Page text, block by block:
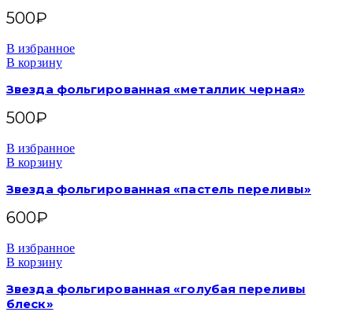
500₽
В избранное
В корзину
Звезда фольгированная «металлик черная»
500₽
В избранное
В корзину
Звезда фольгированная «пастель переливы»
600₽
В избранное
В корзину
Звезда фольгированная «голубая переливы
блеск»